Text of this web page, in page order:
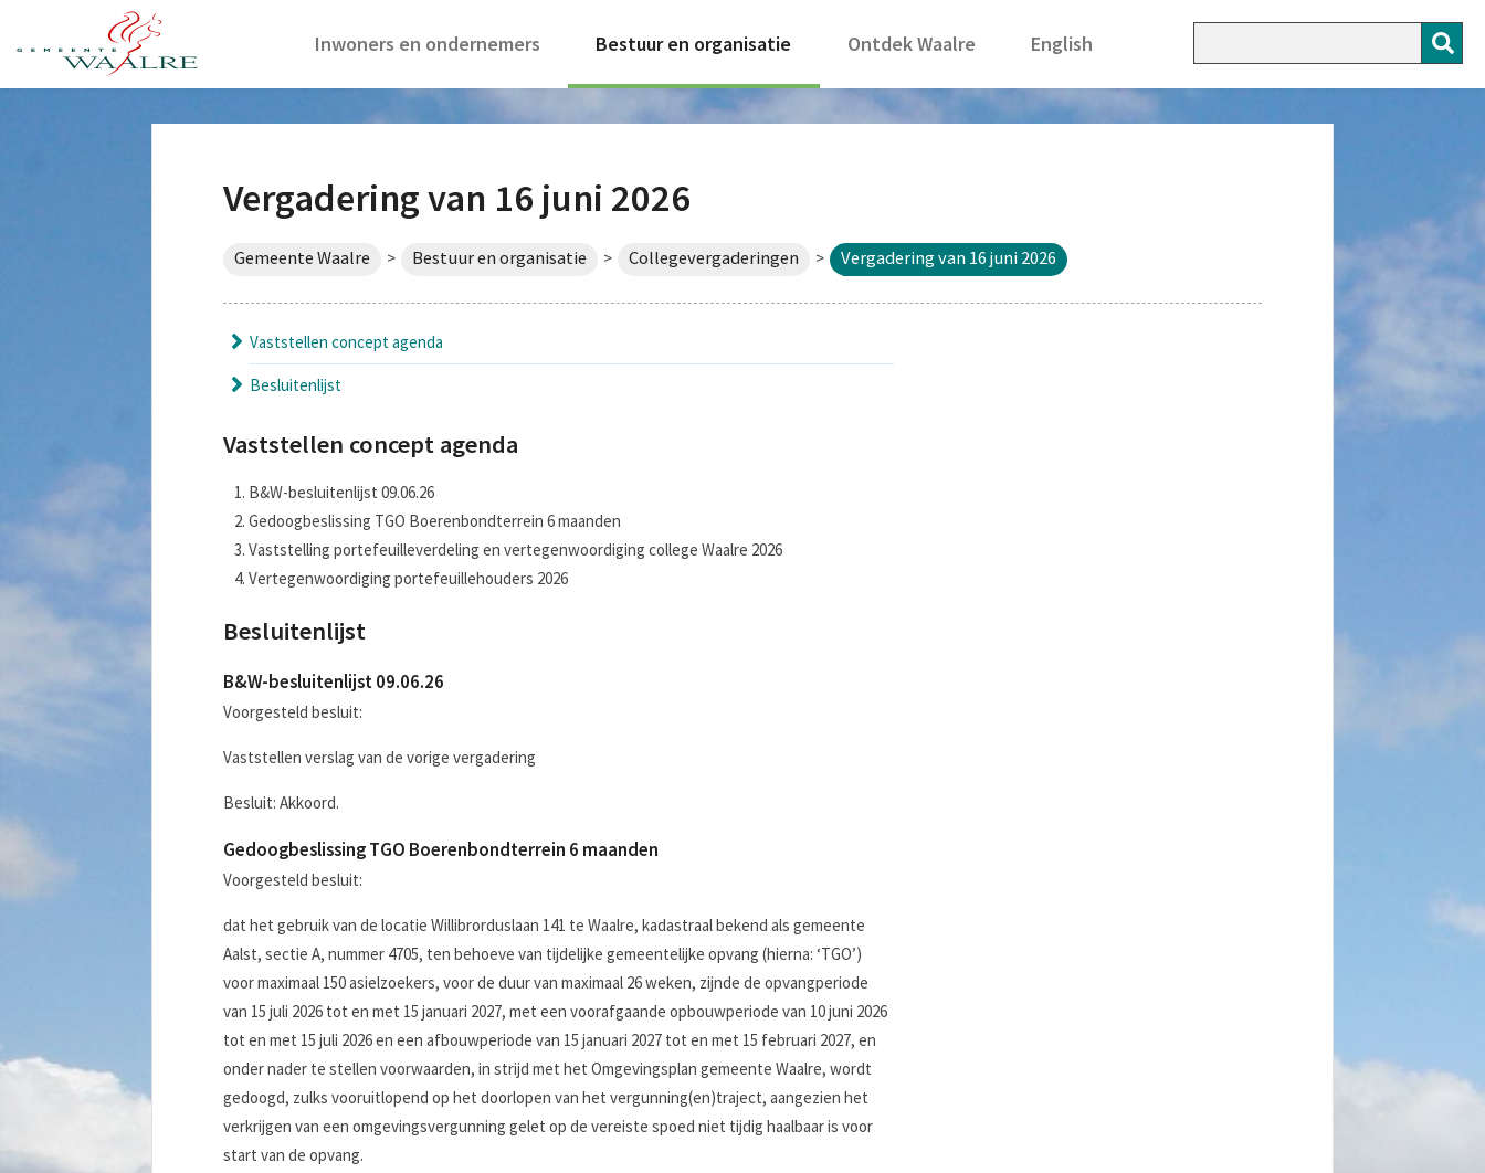
Inwoners en ondernemers Bestuur en organisatie Ontdek Waalre English
Vergadering van 16 juni 2026
Gemeente Waalre > Bestuur en organisatie > Collegevergaderingen > Vergadering van 16 juni 2026
Vaststellen concept agenda
Besluitenlijst
Vaststellen concept agenda
B&W-besluitenlijst 09.06.26
Gedoogbeslissing TGO Boerenbondterrein 6 maanden
Vaststelling portefeuilleverdeling en vertegenwoordiging college Waalre 2026
Vertegenwoordiging portefeuillehouders 2026
Besluitenlijst
B&W-besluitenlijst 09.06.26
Voorgesteld besluit:
Vaststellen verslag van de vorige vergadering
Besluit: Akkoord.
Gedoogbeslissing TGO Boerenbondterrein 6 maanden
Voorgesteld besluit:
dat het gebruik van de locatie Willibrorduslaan 141 te Waalre, kadastraal bekend als gemeente
Aalst, sectie A, nummer 4705, ten behoeve van tijdelijke gemeentelijke opvang (hierna: ‘TGO’)
voor maximaal 150 asielzoekers, voor de duur van maximaal 26 weken, zijnde de opvangperiode
van 15 juli 2026 tot en met 15 januari 2027, met een voorafgaande opbouwperiode van 10 juni 2026
tot en met 15 juli 2026 en een afbouwperiode van 15 januari 2027 tot en met 15 februari 2027, en
onder nader te stellen voorwaarden, in strijd met het Omgevingsplan gemeente Waalre, wordt
gedoogd, zulks vooruitlopend op het doorlopen van het vergunning(en)traject, aangezien het
verkrijgen van een omgevingsvergunning gelet op de vereiste spoed niet tijdig haalbaar is voor
start van de opvang.